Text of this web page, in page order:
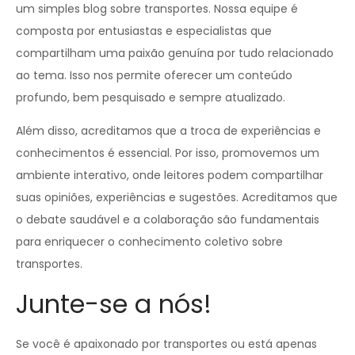
um simples blog sobre transportes. Nossa equipe é
composta por entusiastas e especialistas que
compartilham uma paixão genuína por tudo relacionado
ao tema. Isso nos permite oferecer um conteúdo
profundo, bem pesquisado e sempre atualizado.
Além disso, acreditamos que a troca de experiências e
conhecimentos é essencial. Por isso, promovemos um
ambiente interativo, onde leitores podem compartilhar
suas opiniões, experiências e sugestões. Acreditamos que
o debate saudável e a colaboração são fundamentais
para enriquecer o conhecimento coletivo sobre
transportes.
Junte-se a nós!
Se você é apaixonado por transportes ou está apenas